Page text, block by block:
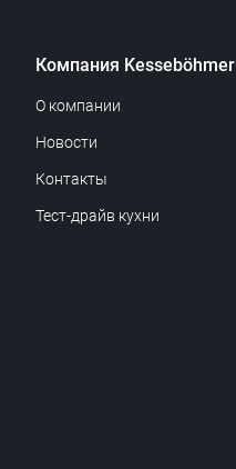
Компания Kesseböhmer
О компании
Новости
Контакты
Тест-драйв кухни